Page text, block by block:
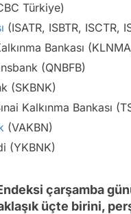
Türkiye)
(ISATR, ISBTR, ISCTR,
Bankası
(QNBFB)
(SKBNK)
Kalkınma Bankası
(VAKBN)
(YKBNK)
çarşamba
üçte birini,